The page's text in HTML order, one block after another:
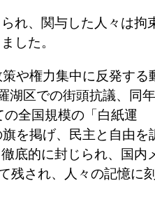
れ、関与した人々は拘
した。
や権力集中に反発する
湖区での街頭抗議、同年
全国規模の「白紙運
を掲げ、民主と自由を
底的に封じられ、国内
残され、人々の記憶に